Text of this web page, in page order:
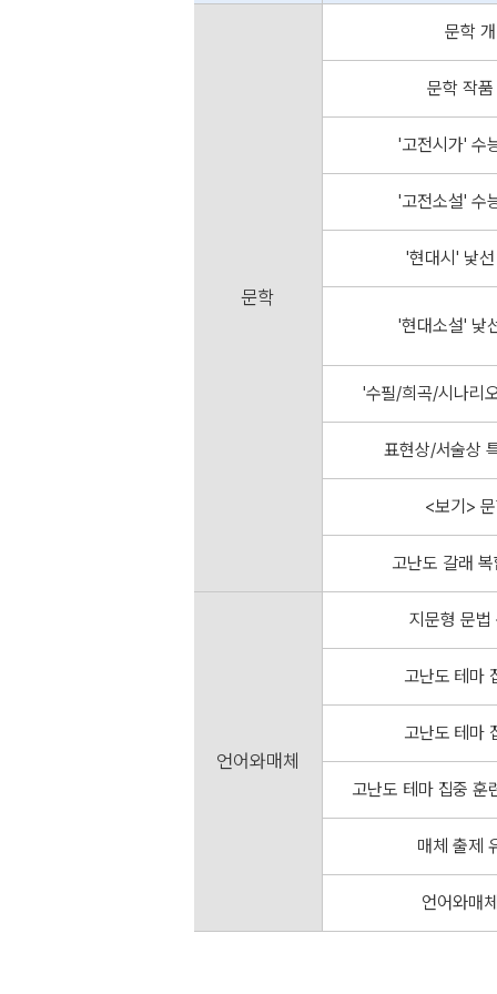
문학
문학
문학 작
'고전시가' 수
'고전소설' 수
'현대시' 낯
'현대소설' 낯
'수필/희곡/시나리
표현상/서술상
<보기>
고난도 갈래
언어와매체
지문형 문법
고난도 테마
고난도 테마
고난도 테마 집중
매체 출제
언어와매